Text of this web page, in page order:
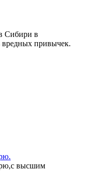
Сибири в
вредных привычек.
высшим